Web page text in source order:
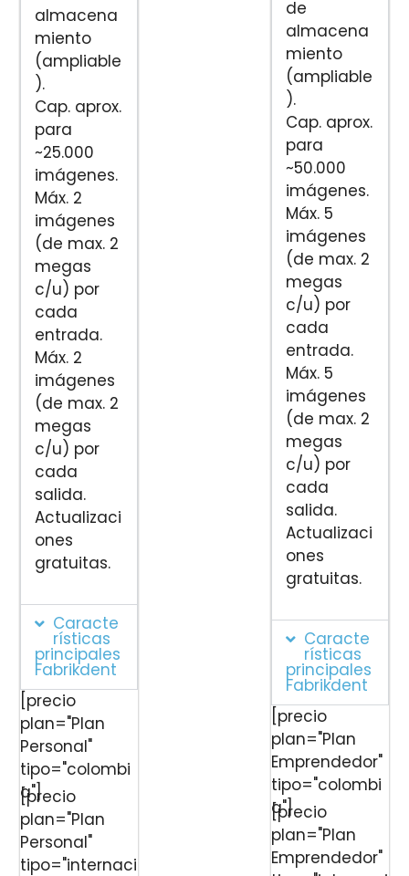
almacena
miento
(ampliable
).
Cap. aprox.
para
~25.000
imágenes.
Máx. 2
imágenes
(de max. 2
megas
c/u) por
cada
entrada.
Máx. 2
imágenes
(de max. 2
megas
c/u) por
cada
salida.
Actualizaci
ones
gratuitas.
Caracte
rísticas
principales
Fabrikdent
[precio
plan="Plan
Personal"
tipo="colombi
a"]
[precio
plan="Plan
Personal"
tipo="internaci
de
almacena
miento
(ampliable
).
Cap. aprox.
para
~50.000
imágenes.
Máx. 5
imágenes
(de max. 2
megas
c/u) por
cada
entrada.
Máx. 5
imágenes
(de max. 2
megas
c/u) por
cada
salida.
Actualizaci
ones
gratuitas.
Caracte
rísticas
principales
Fabrikdent
[precio
plan="Plan
Emprendedor"
tipo="colombi
a"]
[precio
plan="Plan
Emprendedor"